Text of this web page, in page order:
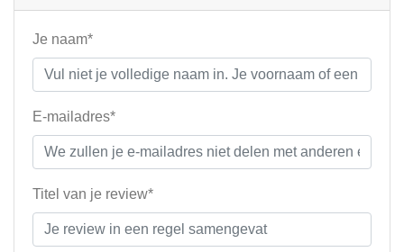
Je naam*
E-mailadres*
Titel van je review*